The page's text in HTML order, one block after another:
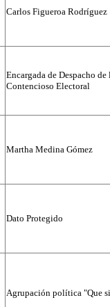
Carlos Figueroa Rodríguez
Encargada de Despacho
Contencioso Electoral
Martha Medina Gómez
Dato Protegido
Agrupación política "Que